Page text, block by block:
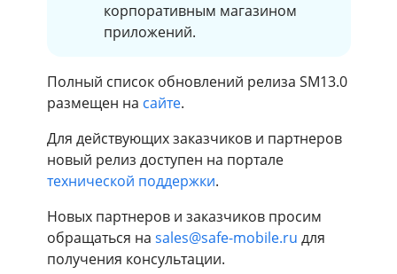
корпоративным магазином
приложений.
Полный список обновлений релиза SM13.0
размещен на сайте.
Для действующих заказчиков и партнеров
новый релиз доступен на портале
технической поддержки.
Новых партнеров и заказчиков просим
обращаться на sales@safe-mobile.ru для
получения консультации.